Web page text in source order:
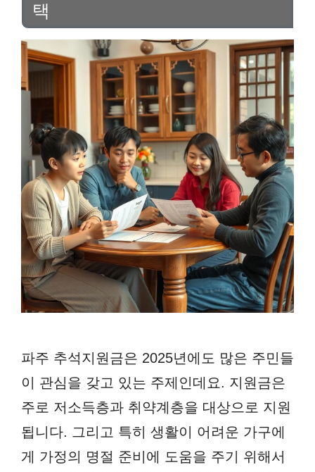
택
파주 추석지원금은 2025년에도 많은 주민들
이 관심을 갖고 있는 주제인데요. 지원금은
주로 저소득층과 취약계층을 대상으로 지원
됩니다. 그리고 특히 생활이 어려운 가구에
게 가정의 명절 준비에 도움을 주기 위해서